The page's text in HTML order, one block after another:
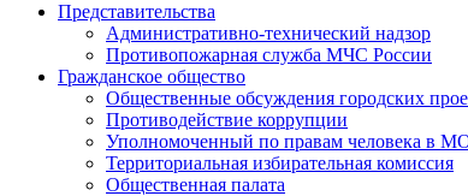
Представительства
Административно-технический надзор
Противопожарная служба МЧС России
Гражданское общество
Общественные обсуждения городских
Противодействие коррупции
Уполномоченный по правам человека в
Территориальная избирательная комиссия
Общественная палата